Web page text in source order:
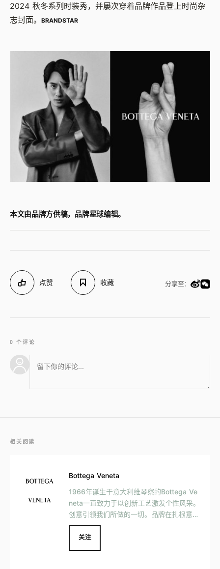
2024 秋冬系列时装秀，并屡次穿着品牌作品登上时尚杂
志封面。
BRANDSTAR
本文由品牌方供稿，品牌星球编辑。
点赞 收藏 分享至：
0 个评论
相关阅读
Bottega Veneta
1966年诞生于意大利维琴察的Bottega Ve
neta一直致力于以创新工艺激发个性风采。
创意引领我们所做的一切。品牌在扎根意大
利文化的同时更放眼全球。包容的理念、卓
越的产品，Bottega Veneta本身就是美的
代名词
关注